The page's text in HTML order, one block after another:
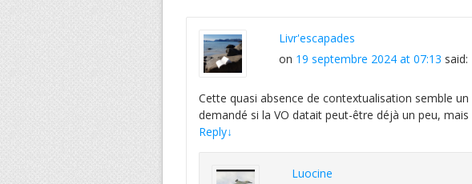
Livr'escapades
on 19 septembre 2024 at 07:13 said:
Cette quasi absence de contextualisation semble
demandé si la VO datait peut-être déjà un peu,
Reply↓
Luocine